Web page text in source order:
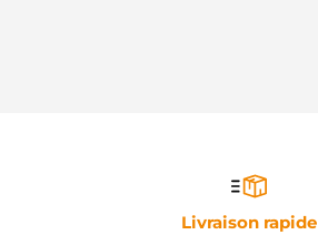
Livraison rapide